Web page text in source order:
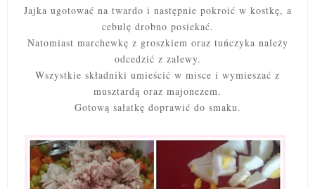
Jajka ugotować na twardo i następnie pokroić w kostkę, a
cebulę drobno posiekać.
Natomiast marchewkę z groszkiem oraz tuńczyka należy
odcedzić z zalewy.
Wszystkie składniki umieścić w misce i wymieszać z
musztardą oraz majonezem.
Gotową sałatkę doprawić do smaku.